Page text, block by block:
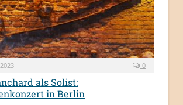
0
als Solist:
in Berlin